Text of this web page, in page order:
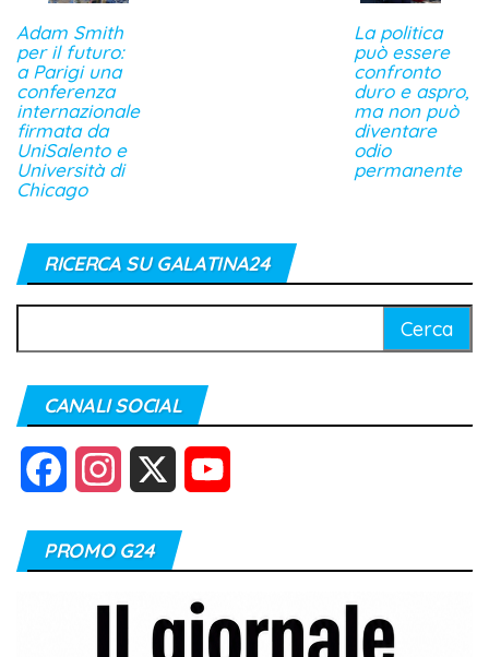
Adam Smith
per il futuro:
a Parigi una
conferenza
internazionale
firmata da
UniSalento e
Università di
Chicago
La politica
può essere
confronto
duro e aspro,
ma non può
diventare
odio
permanente
RICERCA SU GALATINA24
per:
CANALI SOCIAL
c s
t
PROMO G24